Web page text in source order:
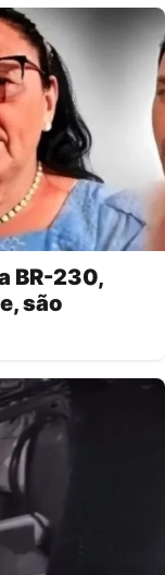
BR-230,
são